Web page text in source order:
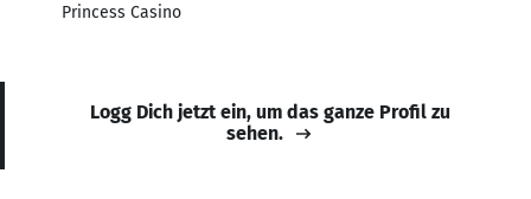
Princess Casino
Logg Dich jetzt ein, um das ganze Profil zu
sehen.